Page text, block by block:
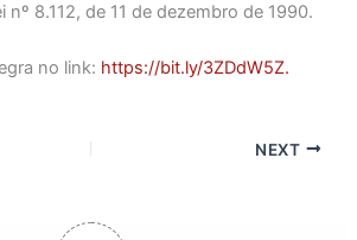
nº 8.112, de 11 de dezembro de 1990.
no link: https://bit.ly/3ZDdW5Z.
NEXT